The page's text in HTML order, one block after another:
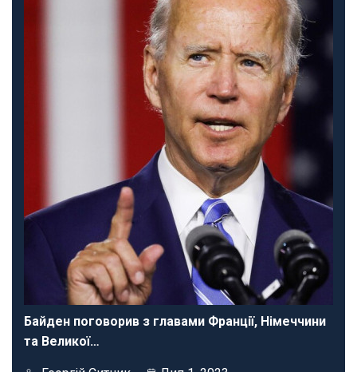
Байден поговорив з главами Франції, Німеччини
та Великої…